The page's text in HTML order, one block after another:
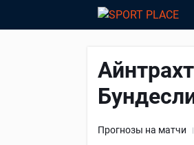
Прогнозы на матчи